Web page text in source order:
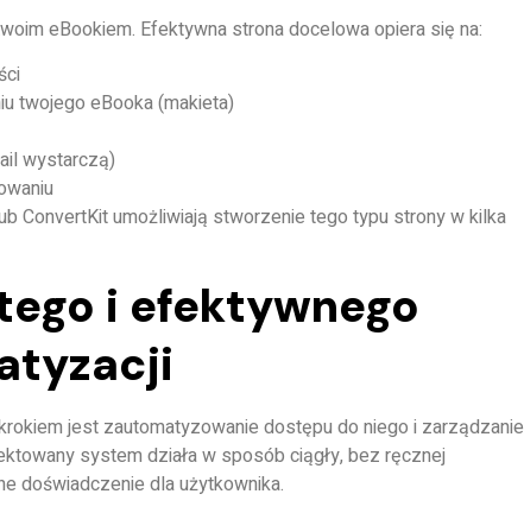
eBookiem. Efektywna strona docelowa opiera się na:
twojego eBooka (makieta)
wystarczą)
ConvertKitumożliwiają stworzenie tego typu strony w kilka
i efektywnego
jest zautomatyzowanie dostępu do niego i zarządzanie
system działa w sposób ciągły, bez ręcznej
doświadczenie dla użytkownika.